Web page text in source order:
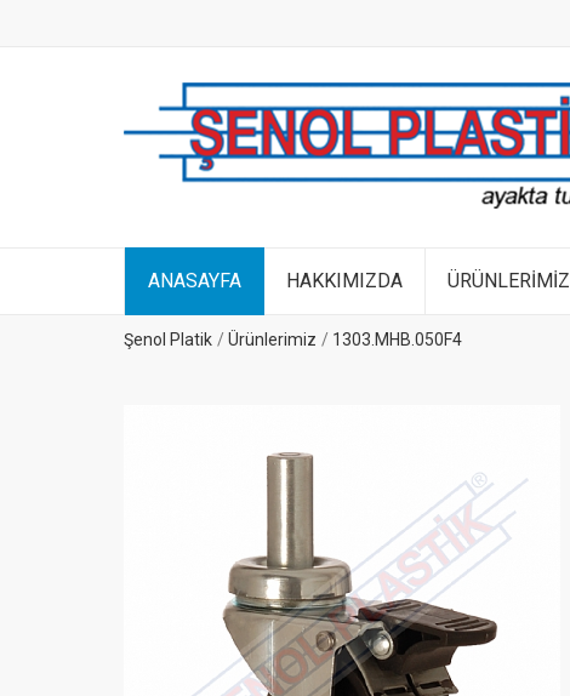
ANASAYFA HAKKIMIZDA ÜRÜNLERİMİZ
Şenol Platik Ürünlerimiz 1303.MHB.050F4